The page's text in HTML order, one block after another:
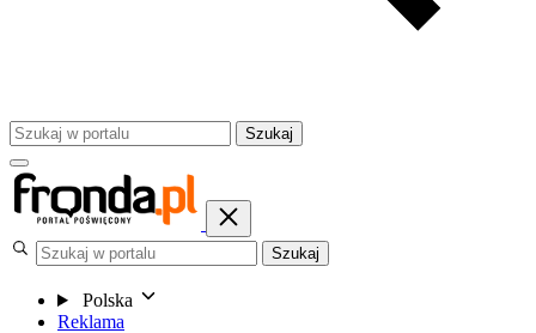
Szukaj
Szukaj
Polska
Reklama